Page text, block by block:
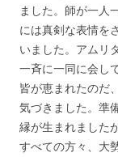
ました。師が一人
には真剣な表情を
いました。アムリ
一斉に一同に会し
皆が恵まれたのだ
気づきました。準
縁が生まれました
すべての方々、大